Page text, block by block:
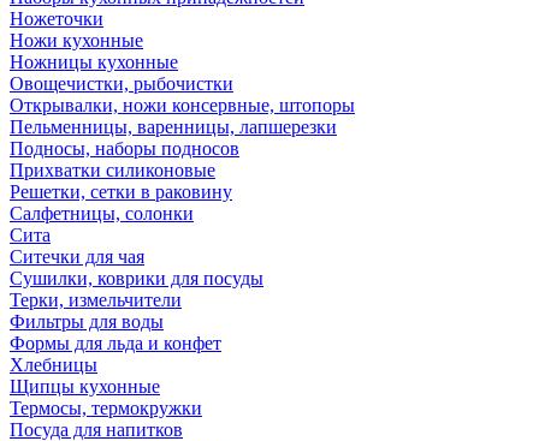
Ножеточки
Ножи кухонные
Ножницы кухонные
Овощечистки, рыбочистки
Открывалки, ножи консервные, штопоры
Пельменницы, варенницы, лапшерезки
Подносы, наборы подносов
Прихватки силиконовые
Решетки, сетки в раковину
Салфетницы, солонки
Сита
Ситечки для чая
Сушилки, коврики для посуды
Терки, измельчители
Фильтры для воды
Формы для льда и конфет
Хлебницы
Щипцы кухонные
Термосы, термокружки
Посуда для напитков